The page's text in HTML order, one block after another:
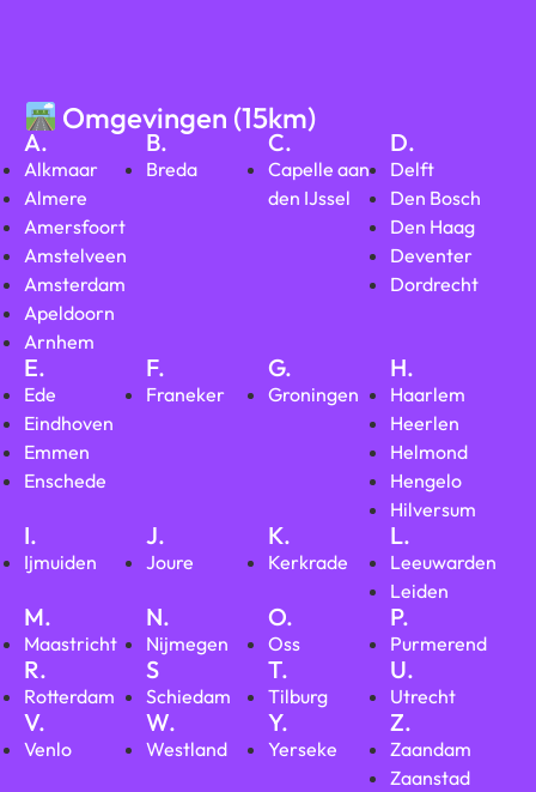
Omgevingen (15km)
A.
Alkmaar
Almere
Amersfoort
Amstelveen
Amsterdam
Apeldoorn
Arnhem
B.
Breda
C.
Capelle aan
den IJssel
D.
Delft
Den Bosch
Den Haag
Deventer
Dordrecht
E.
Ede
Eindhoven
Emmen
Enschede
F.
Franeker
G.
Groningen
H.
Haarlem
Heerlen
Helmond
Hengelo
Hilversum
I.
Ijmuiden
J.
Joure
K.
Kerkrade
L.
Leeuwarden
Leiden
M.
Maastricht
N.
Nijmegen
O.
Oss
P.
Purmerend
R.
Rotterdam
S
Schiedam
T.
Tilburg
U.
Utrecht
V.
Venlo
W.
Westland
Y.
Yerseke
Z.
Zaandam
Zaanstad